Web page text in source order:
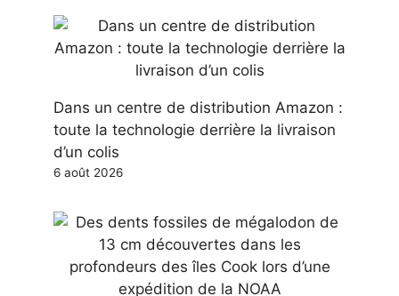
Dans un centre de distribution Amazon :
toute la technologie derrière la livraison
d’un colis
6 août 2026